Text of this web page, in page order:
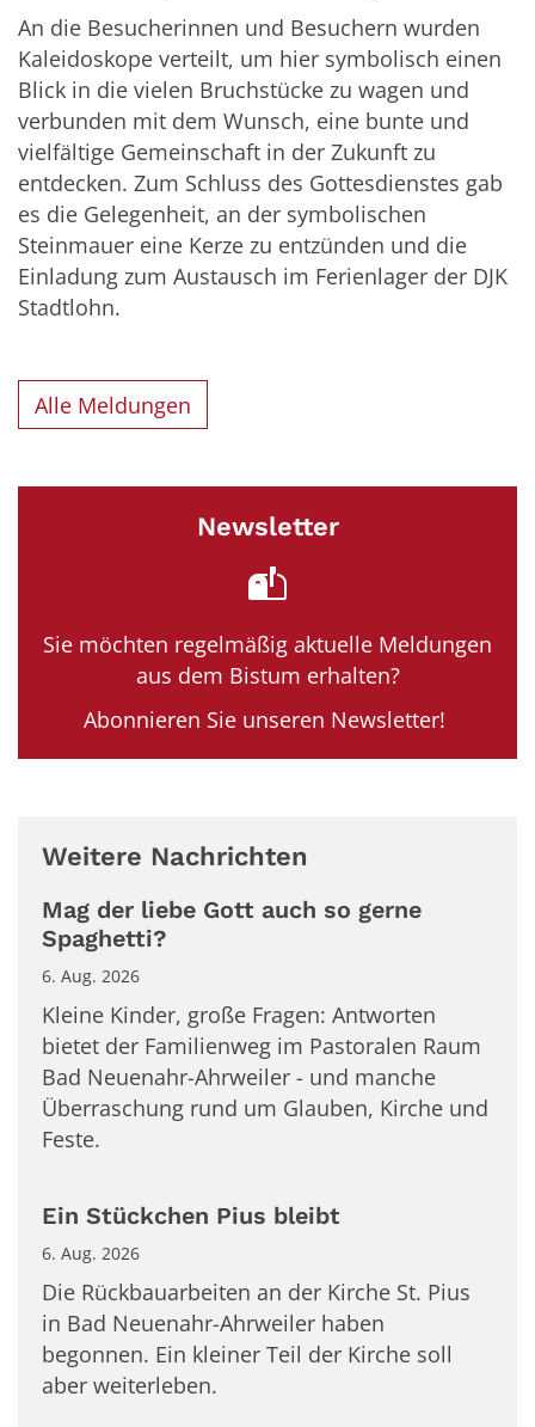
An die Besucherinnen und Besuchern wurden
Kaleidoskope verteilt, um hier symbolisch einen
Blick in die vielen Bruchstücke zu wagen und
verbunden mit dem Wunsch, eine bunte und
vielfältige Gemeinschaft in der Zukunft zu
entdecken. Zum Schluss des Gottesdienstes gab
es die Gelegenheit, an der symbolischen
Steinmauer eine Kerze zu entzünden und die
Einladung zum Austausch im Ferienlager der DJK
Stadtlohn.
Alle Meldungen
Newsletter
Sie möchten regelmäßig aktuelle Meldungen
aus dem Bistum erhalten?
Abonnieren Sie unseren Newsletter!
Weitere Nachrichten
Mag der liebe Gott auch so gerne
Spaghetti?
6. Aug. 2026
Kleine Kinder, große Fragen: Antworten
bietet der Familienweg im Pastoralen Raum
Bad Neuenahr-Ahrweiler - und manche
Überraschung rund um Glauben, Kirche und
Feste.
Ein Stückchen Pius bleibt
6. Aug. 2026
Die Rückbauarbeiten an der Kirche St. Pius
in Bad Neuenahr-Ahrweiler haben
begonnen. Ein kleiner Teil der Kirche soll
aber weiterleben.